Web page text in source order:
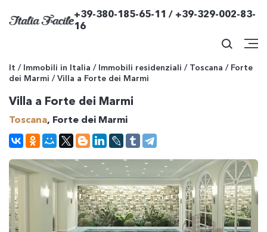
+39-380-185-65-11 / +39-329-002-83-
16
It / Immobili in Italia / Immobili residenziali / Toscana / Forte
dei Marmi /Villa a Forte dei Marmi
Villa a Forte dei Marmi
Toscana, Forte dei Marmi